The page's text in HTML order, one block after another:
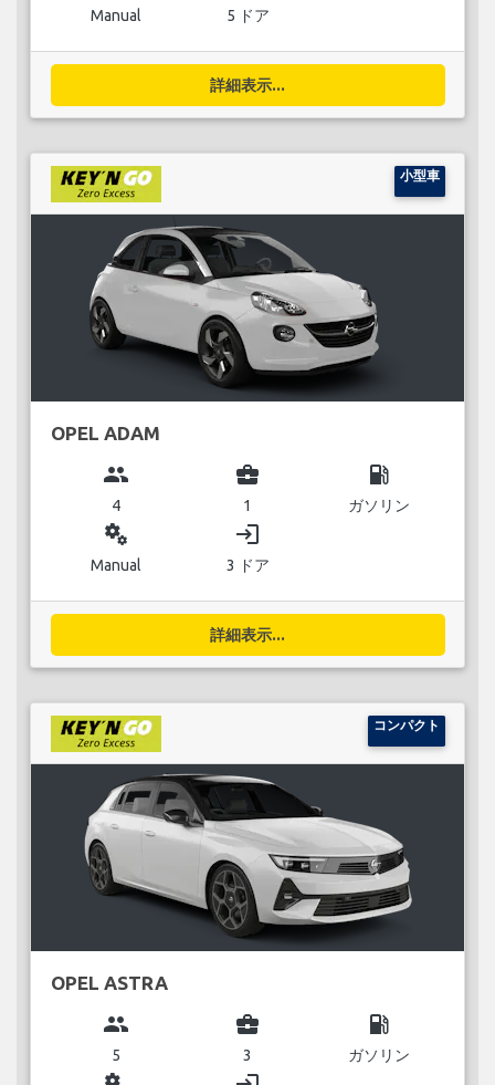
Manual 5 ドア
詳細表示...
小型車
OPEL ADAM
group
4
business_center
1
local_gas_station
ガソリン
miscellaneous_services
Manual
login
3 ドア
詳細表示...
コンパクト
OPEL ASTRA
group
5
business_center
3
local_gas_station
ガソリン